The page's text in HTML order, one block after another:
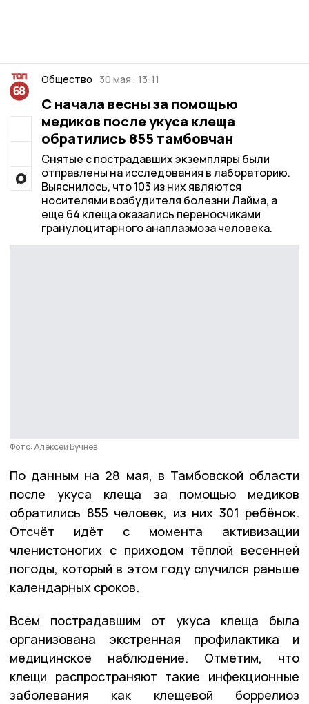
Общество 30 мая , 13:11
С начала весны за помощью
медиков после укуса клеща
обратились 855 тамбовчан
Снятые с пострадавших экземпляры были
отправлены на исследования в лабораторию.
Выяснилось, что 103 из них являются
носителями возбудителя болезни Лайма, а
еще 64 клеща оказались переносчиками
гранулоцитарного анаплазмоза человека.
Фото: Алексей Бучнев
По данным на 28 мая, в Тамбовской области
после укуса клеща за помощью медиков
обратились 855 человек, из них 301 ребёнок.
Отсчёт идёт с момента активизации
членистоногих с приходом тёплой весенней
погоды, который в этом году случился раньше
календарных сроков.
Всем пострадавшим от укуса клеща была
организована экстренная профилактика и
медицинское наблюдение. Отметим, что
клещи распространяют такие инфекционные
заболевания как клещевой боррелиоз